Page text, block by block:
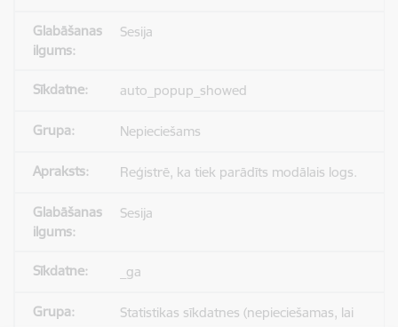
Sesija
auto_popup_showed
Nepieciešams
Reģistrē, ka tiek parādīts modālais logs.
Sesija
_ga
Statistikas sīkdatnes (nepieciešamas, lai